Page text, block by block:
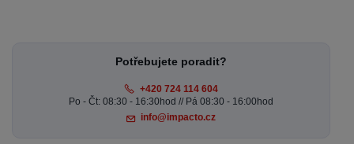
Potřebujete poradit?
+420 724 114 604
Po - Čt: 08:30 - 16:30hod // Pá 08:30 - 16:00hod
info@impacto.cz